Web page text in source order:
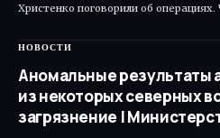
Христенко поговорили об
НОВОСТИ
Аномальные результаты
из некоторых северных
загрязнение |